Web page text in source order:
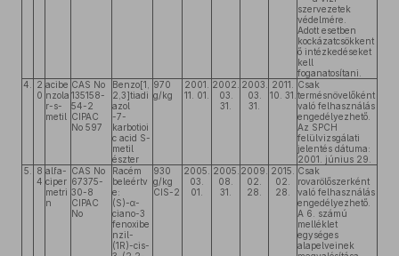
szervezetek
védelmére.
Adott esetben
kockázatcsökkent
ő intézkedéseket
kell
foganatosítani.
4.
2
0
acibe
nzola
r-s-
metil
CAS No
135158-
54-2
CIPAC
No 597
Benzo[1,
2,3]tiadi
azol
-7-
karbotioi
c acid S-
metil
észter
970
g/kg
2001.
11. 01.
2002.
03.
31.
2003.
03.
31.
2011.
10. 31.
Csak
termésnövelőként
való felhasználás
engedélyezhető.
Az SPCH
felülvizsgálati
jelentés dátuma:
2001. június 29.
5.
8
4
alfa-
ciper
metri
n
CAS No
67375-
30-8
CIPAC
No
Racém
beleértv
e:
(S)-α-
ciano-3
fenoxibe
nzil-
(1R)-cis-
930
g/kg
CIS-2
2005.
03.
01.
2005.
08.
31.
2009.
02.
28.
2015.
02.
28.
Csak
rovarölőszerként
való felhasználás
engedélyezhető.
A 6. számú
melléklet
egységes
alapelveinek